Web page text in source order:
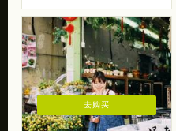
去购买